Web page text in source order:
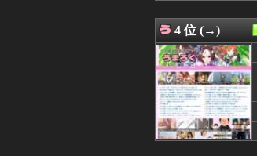
08/07 04:01
08/07 04:00
08/07 03:01
08/07 02:45
08/07 02:15
08/07 02:05
08/07 02:02
08/07 01:31
08/07 01:05
4 位 (→)